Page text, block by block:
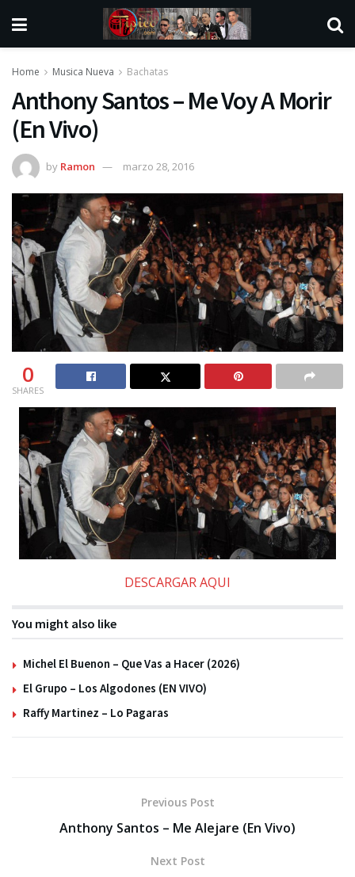
Home Musica Nueva Bachatas
Anthony Santos – Me Voy A Morir
(En Vivo)
by Ramon marzo 28, 2016
0
SHARES
DESCARGAR AQUI
You might also like
Michel El Buenon – Que Vas a Hacer (2026)
El Grupo – Los Algodones (EN VIVO)
Raffy Martinez – Lo Pagaras
Previous Post
Anthony Santos – Me Alejare (En Vivo)
Next Post